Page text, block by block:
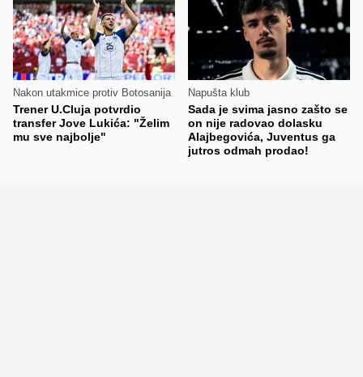
Nakon utakmice protiv Botosanija
Trener U.Cluja potvrdio
transfer Jove Lukića: "Želim
mu sve najbolje"
Napušta klub
Sada je svima jasno zašto se
on nije radovao dolasku
Alajbegovića, Juventus ga
jutros odmah prodao!